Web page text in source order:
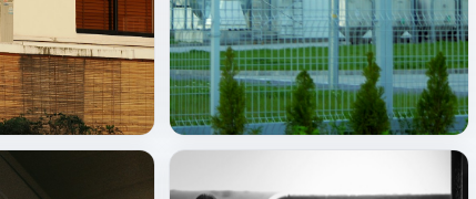
HVAC santral ve havalandırma